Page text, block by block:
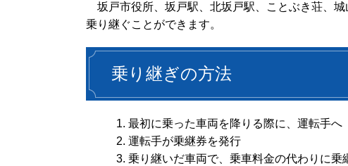
坂戸市役所、坂戸駅、北坂戸駅、ことぶき荘、
乗り継ぐことができます。
乗り継ぎの方法
最初に乗った車両を降りる際に、運転手へ
運転手が乗継券を発行
乗り継いだ車両で、乗車料金の代わりに乗